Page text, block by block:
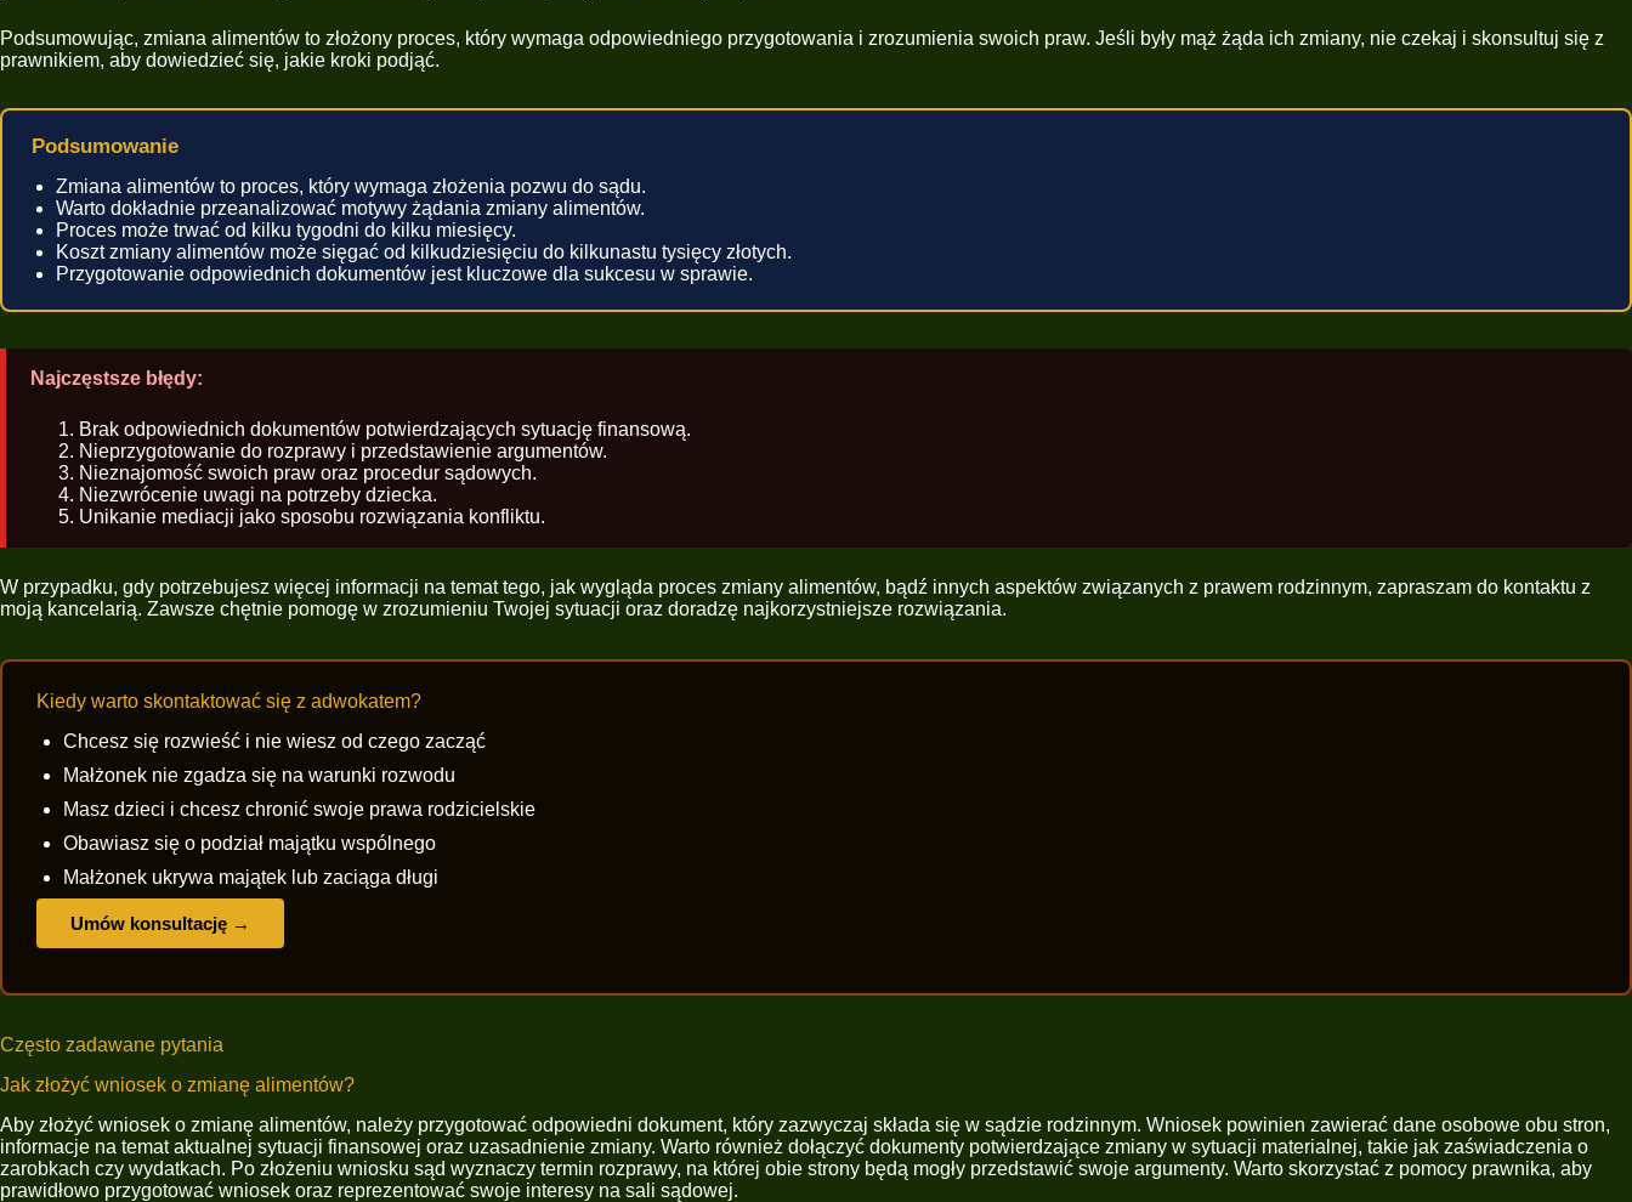
Podsumowując, zmiana alimentów to złożony proces, który wymaga odpowiedniego przygotowania i zrozumienia swoich praw. Jeśli były mąż żąda ich zmiany, nie czekaj i skonsultuj się z
prawnikiem, aby dowiedzieć się, jakie kroki podjąć.
Podsumowanie
Zmiana alimentów to proces, który wymaga złożenia pozwu do sądu.
Warto dokładnie przeanalizować motywy żądania zmiany alimentów.
Proces może trwać od kilku tygodni do kilku miesięcy.
Koszt zmiany alimentów może sięgać od kilkudziesięciu do kilkunastu tysięcy złotych.
Przygotowanie odpowiednich dokumentów jest kluczowe dla sukcesu w sprawie.
Najczęstsze błędy:
Brak odpowiednich dokumentów potwierdzających sytuację finansową.
Nieprzygotowanie do rozprawy i przedstawienie argumentów.
Nieznajomość swoich praw oraz procedur sądowych.
Niezwrócenie uwagi na potrzeby dziecka.
Unikanie mediacji jako sposobu rozwiązania konfliktu.
W przypadku, gdy potrzebujesz więcej informacji na temat tego, jak wygląda proces zmiany alimentów, bądź innych aspektów związanych z prawem rodzinnym, zapraszam do kontaktu z
moją kancelarią. Zawsze chętnie pomogę w zrozumieniu Twojej sytuacji oraz doradzę najkorzystniejsze rozwiązania.
Kiedy warto skontaktować się z adwokatem?
Chcesz się rozwieść i nie wiesz od czego zacząć
Małżonek nie zgadza się na warunki rozwodu
Masz dzieci i chcesz chronić swoje prawa rodzicielskie
Obawiasz się o podział majątku wspólnego
Małżonek ukrywa majątek lub zaciąga długi
Umów konsultację →
Często zadawane pytania
Jak złożyć wniosek o zmianę alimentów?
Aby złożyć wniosek o zmianę alimentów, należy przygotować odpowiedni dokument, który zazwyczaj składa się w sądzie rodzinnym. Wniosek powinien zawierać dane osobowe obu stron,
informacje na temat aktualnej sytuacji finansowej oraz uzasadnienie zmiany. Warto również dołączyć dokumenty potwierdzające zmiany w sytuacji materialnej, takie jak zaświadczenia o
zarobkach czy wydatkach. Po złożeniu wniosku sąd wyznaczy termin rozprawy, na której obie strony będą mogły przedstawić swoje argumenty. Warto skorzystać z pomocy prawnika, aby
prawidłowo przygotować wniosek oraz reprezentować swoje interesy na sali sądowej.